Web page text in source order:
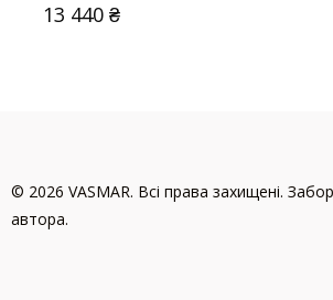
13 440₴
© 2026 VASMAR. Всі права захищені.
автора.